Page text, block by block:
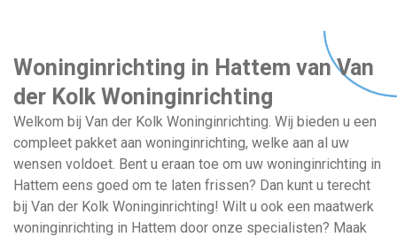
Woninginrichting in Hattem van Van
der Kolk Woninginrichting
Welkom bij Van der Kolk Woninginrichting. Wij bieden u een
compleet pakket aan woninginrichting, welke aan al uw
wensen voldoet. Bent u eraan toe om uw woninginrichting in
Hattem eens goed om te laten frissen? Dan kunt u terecht
bij Van der Kolk Woninginrichting! Wilt u ook een maatwerk
woninginrichting in Hattem door onze specialisten? Maak